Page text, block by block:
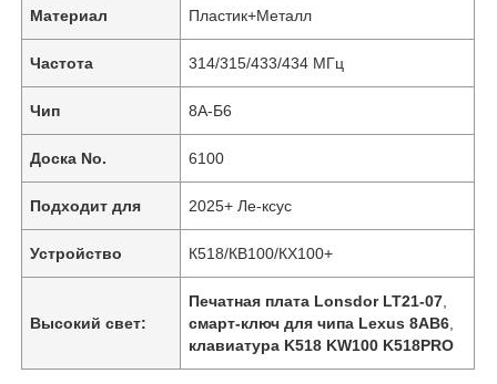
Материал Пластик+Металл
Частота 314/315/433/434 МГц
Чип 8А-Б6
Доска No. 6100
Подходит для 2025+ Ле-ксус
Устройство К518/КВ100/КХ100+
Высокий свет:
Печатная плата Lonsdor LT21-07
смарт-ключ для чипа Lexus 8AB6
клавиатура K518 KW100 K518PRO